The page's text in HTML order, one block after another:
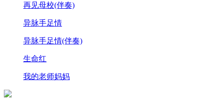
再见母校(伴奏)
异脉手足情
异脉手足情(伴奏)
生命红
我的老师妈妈